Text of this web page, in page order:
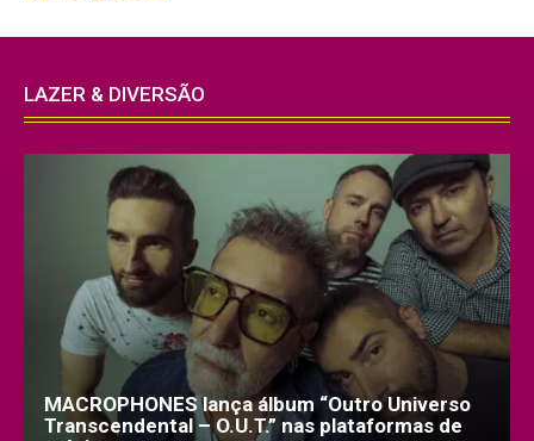
LAZER & DIVERSÃO
MACROPHONES lança álbum “Outro Universo
Transcendental – O.U.T.” nas plataformas de